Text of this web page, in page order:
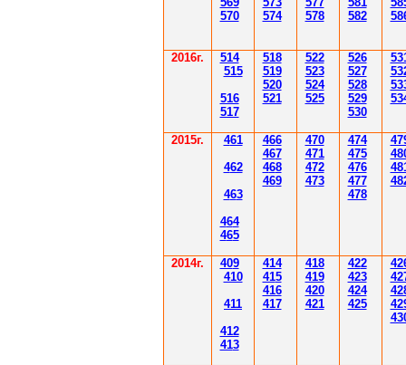
570
574
578
582
2016г.
514
515
516
517
518
519
520
521
522
523
524
525
526
527
528
529
530
2015г. 461
462
463
464
465
466
467
468
469
470
471
472
473
474
475
476
477
478
2014г. 409
410
411
412
413
414
415
416
417
418
419
420
421
422
423
424
425